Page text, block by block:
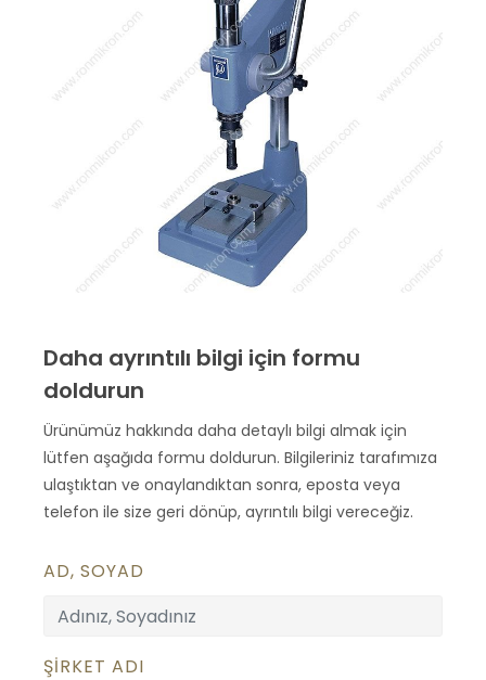
Daha ayrıntılı bilgi için formu
doldurun
Ürünümüz hakkında daha detaylı bilgi almak için
lütfen aşağıda formu doldurun. Bilgileriniz tarafımıza
ulaştıktan ve onaylandıktan sonra, eposta veya
telefon ile size geri dönüp, ayrıntılı bilgi vereceğiz.
AD, SOYAD
ŞİRKET ADI